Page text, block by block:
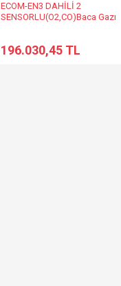
ECOM-EN3 DAHİLİ 2
SENSORLU(O2,CO)Baca Gazı
196.030,45 TL